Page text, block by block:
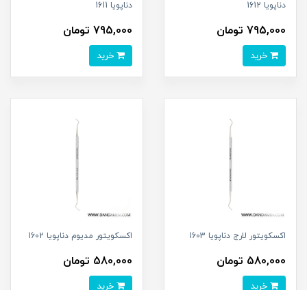
دناپویا 1612
795,000 تومان
دناپویا 1611
795,000 تومان
اکسکویتور لارج دناپویا 1603
580,000 تومان
اکسکویتور مدیوم دناپویا 1602
580,000 تومان